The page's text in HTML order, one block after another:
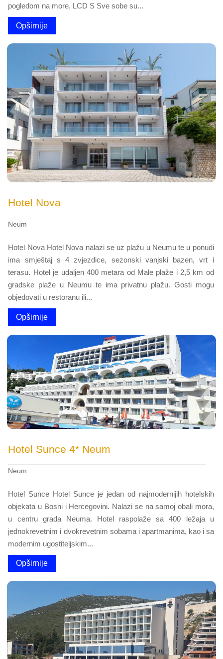
pogledom na more, LCD S Sve sobe su...
Opširnije
Hotel Nova
Neum
Hotel Nova Hotel Nova nalazi se uz plažu u Neumu te u ponudi
ima smještaj s 4 zvjezdice, sezonski vanjski bazen, vrt i
terasu. Hotel je udaljen 400 metara od Male plaže i 2,5 km od
gradske plaže u Neumu te ima privatnu plažu. Gosti mogu
objedovati u restoranu ili...
Opširnije
Hotel Sunce 4* Neum
Neum
Hotel Sunce Hotel Sunce je jedan od najmodernijih hotelskih
objekata u Bosni i Hercegovini. Nalazi se na samoj obali mora,
u centru grada Neuma. Hotel raspolaže sa 400 ležaja u
jednokrevetnim i dvokrevetnim sobama i apartmanima, kao i sa
modernim ugostiteljskim...
Opširnije